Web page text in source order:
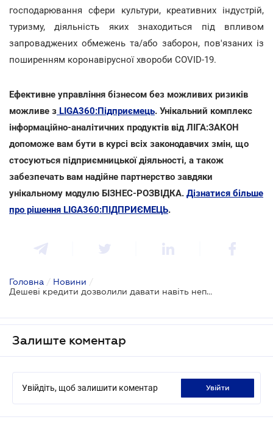
господарювання сфери культури, креативних індустрій,
туризму, діяльність яких знаходиться під впливом
запроваджених обмежень та/або заборон, пов'язаних із
поширенням коронавірусної хвороби COVID-19.
Ефективне управління бізнесом без можливих ризиків
можливе з LIGA360:Підприємець. Унікальний комплекс
інформаційно-аналітичних продуктів від ЛІГА:ЗАКОН
допоможе вам бути в курсі всіх законодавчих змін, що
стосуються підприємницької діяльності, а також
забезпечать вам надійне партнерство завдяки
унікальному модулю БІЗНЕС-РОЗВІДКА. Дізнатися більше
про рішення LIGA360:ПІДПРИЄМЕЦЬ.
Головна / Новини /
Дешеві кредити дозволили давати навіть неприбутковому бізнесу
Залиште коментар
Увійдіть, щоб залишити коментар увійти